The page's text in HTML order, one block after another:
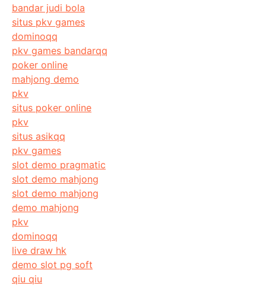
bandar judi bola
situs pkv games
dominoqq
pkv games bandarqq
poker online
mahjong demo
pkv
situs poker online
pkv
situs asikqq
pkv games
slot demo pragmatic
slot demo mahjong
slot demo mahjong
demo mahjong
pkv
dominoqq
live draw hk
demo slot pg soft
qiu qiu